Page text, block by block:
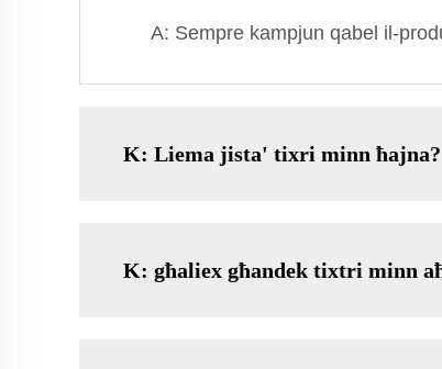
A: Sempre kampjun qabel il-
K: Liema jista' tixri minn ħajna?
K: għaliex għandek tixtri minn